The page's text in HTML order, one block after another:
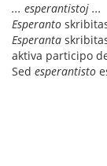
... esperantistoj ...
Esperanto
Esperanta
aktiva participo
Sed esperantisto